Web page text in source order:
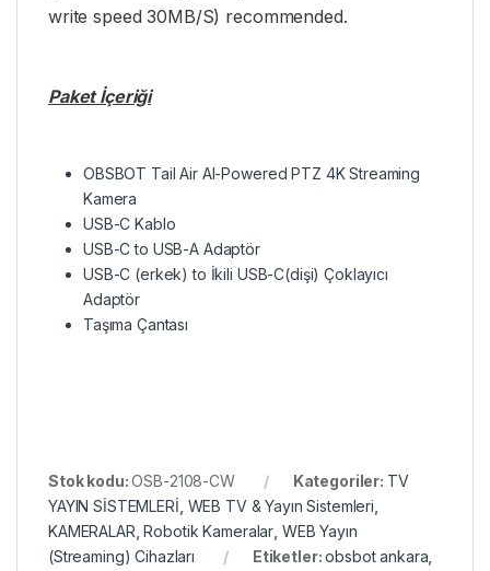
write speed 30MB/S) recommended.
Paket İçeriği
OBSBOT Tail Air AI-Powered PTZ 4K Streaming
Kamera
USB-C Kablo
USB-C to USB-A Adaptör
USB-C (erkek) to İkili USB-C(dişi) Çoklayıcı
Adaptör
Taşıma Çantası
Stok kodu:OSB-2108-CW Kategoriler: TV
YAYIN SİSTEMLERİ, WEB TV & Yayın Sistemleri,
KAMERALAR,Robotik Kameralar, WEB Yayın
(Streaming) Cihazları
Etiketler:obsbot ankara,